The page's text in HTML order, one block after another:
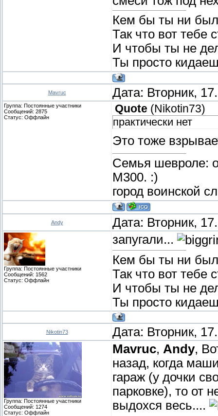
Кем бы ты ни
Так что вот тебе
И чтобы ты не
Ты просто
Mavruc Дата: Вторник,
Группа: Постоянные участники
Сообщений: 2875
Статус: Оффлайн
Quote (Nikotin73)
практически нет
Это тоже
Семья шевроле:
М300. :)
город воинской
Andy Дата: Вторник,
Группа: Постоянные участники
Сообщений: 1562
Статус: Оффлайн
запугали...
Кем бы ты ни
Так что вот тебе
И чтобы ты не
Ты просто
Nikotin73 Дата: Вторник,
Группа: Постоянные участники
Сообщений: 1274
Статус: Оффлайн
Mavruc, Andy,
назад, когда
гараж (у дочки
парковке), то от
выдохся весь....